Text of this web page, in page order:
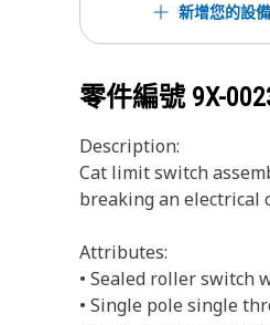
新增您的設備
零件編號 9X-
Description:
Cat limit switch
breaking an electrical
Attributes:
• Sealed roller switch
• Single pole single